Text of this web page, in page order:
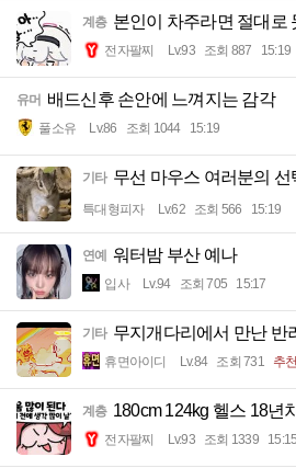
계층 본인이 차주라면 절대로
전자팔찌 Lv.93 조회 887 15:19
유머 배드신후 손안에 느껴지는 감각
풀소유 Lv.86 조회 1044 15:19
기타 무선 마우스 여러분의 선
특대형피자 Lv.62 조회 566 15:19
연예 워터밤 부산 예나
입사 Lv.94 조회 705 15:17
기타 무지개다리에서 만난 반
휴면아이디 Lv.84 조회 731 추
계층 180cm 124kg 헬스 18년
전자팔찌 Lv.93 조회 1339 15:15